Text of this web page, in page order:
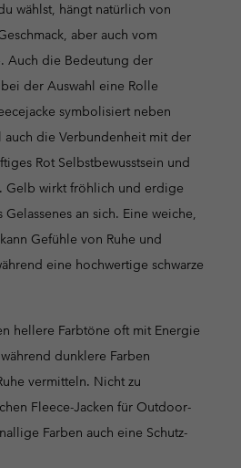
wählst, hängt natürlich von
aber auch vom
Auch die Bedeutung der
der Auswahl eine Rolle
symbolisiert neben
auch die Verbundenheit mit der
Rot Selbstbewusstsein und
Gelb wirkt fröhlich und erdige
an sich. Eine weiche,
Gefühle von Ruhe und
eine hochwertige schwarze
hellere Farbtöne oft mit Energie
dunklere Farben
vermitteln. Nicht zu
Fleece-Jacken für Outdoor-
Farben auch eine Schutz-